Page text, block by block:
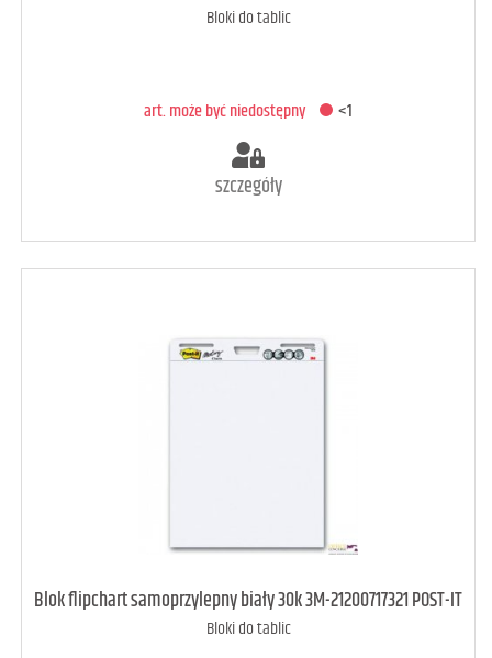
Bloki do tablic
art. może być niedostępny <1
szczegóły
art. może być niedostępny <1
Blok flipchart samoprzylepny biały 30k 3M-21200717321 POST-IT
Bloki do tablic